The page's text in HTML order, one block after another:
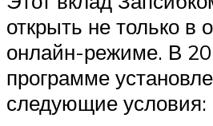
открыть не только в
онлайн-режиме. В
программе
следующие условия: